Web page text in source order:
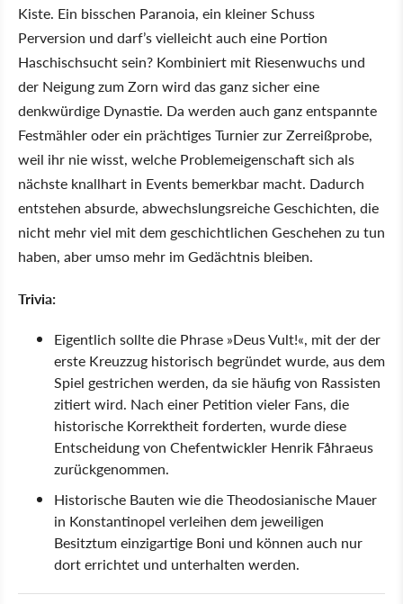
Kiste. Ein bisschen Paranoia, ein kleiner Schuss
Perversion und darf’s vielleicht auch eine Portion
Haschischsucht sein? Kombiniert mit Riesenwuchs und
der Neigung zum Zorn wird das ganz sicher eine
denkwürdige Dynastie. Da werden auch ganz entspannte
Festmähler oder ein prächtiges Turnier zur Zerreißprobe,
weil ihr nie wisst, welche Problemeigenschaft sich als
nächste knallhart in Events bemerkbar macht. Dadurch
entstehen absurde, abwechslungsreiche Geschichten, die
nicht mehr viel mit dem geschichtlichen Geschehen zu tun
haben, aber umso mehr im Gedächtnis bleiben.
Trivia:
Eigentlich sollte die Phrase »Deus Vult!«, mit der der
erste Kreuzzug historisch begründet wurde, aus dem
Spiel gestrichen werden, da sie häufig von Rassisten
zitiert wird. Nach einer Petition vieler Fans, die
historische Korrektheit forderten, wurde diese
Entscheidung von Chefentwickler Henrik Fåhraeus
zurückgenommen.
Historische Bauten wie die Theodosianische Mauer
in Konstantinopel verleihen dem jeweiligen
Besitztum einzigartige Boni und können auch nur
dort errichtet und unterhalten werden.